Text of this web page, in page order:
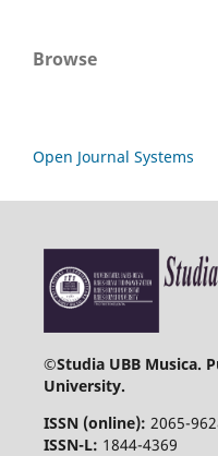
Browse
Open Journal Systems
©Studia UBB Musica.
University.
ISSN (online): 2065-
ISSN-L: 1844-4369